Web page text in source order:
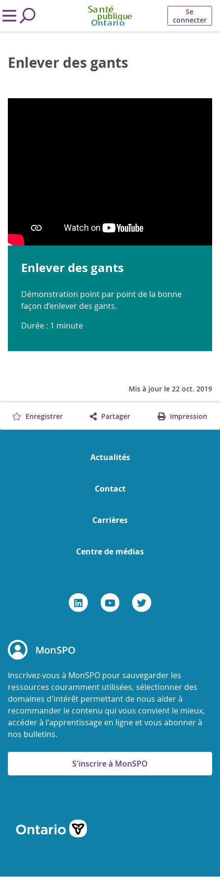
Se
connecter
Enlever des gants
Enlever des gants
Démonstration point par point de la bonne
façon d’enlever des gants.
Durée : 1 minute
Mis à jour le 22 oct. 2019
Enregistrer Partager Impression
Actualités
Contact
Carrières
Centre de médias
MonSPO
Inscrivez-vous à MonSPO pour sauvegarder les
ressources couramment utilisées, sélectionner des
domaines d'intérêt permettant de nous aider à
recommander le contenu qui vous convient le mieux,
accéder à l'apprentissage en ligne et vous abonner à
nos bulletins.
S'inscrire à MonSPO